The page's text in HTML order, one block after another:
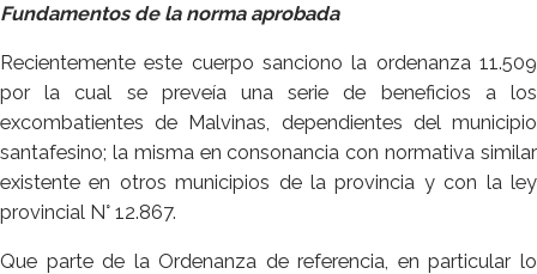
Fundamentos de la norma aprobada
Recientemente este cuerpo sanciono la ordenanza 11.509
por la cual se preveía una serie de beneficios a los
excombatientes de Malvinas, dependientes del municipio
santafesino; la misma en consonancia con normativa similar
existente en otros municipios de la provincia y con la ley
provincial N° 12.867.
Que parte de la Ordenanza de referencia, en particular lo